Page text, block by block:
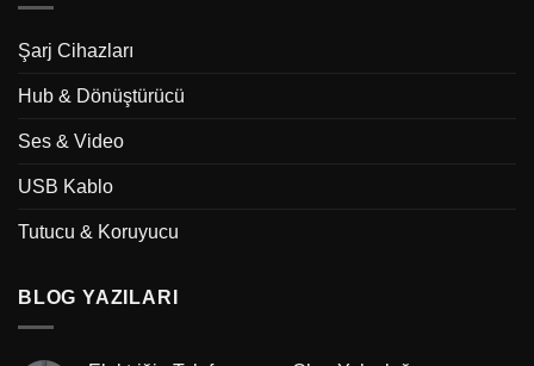
Şarj Cihazları
Hub & Dönüştürücü
Ses & Video
USB Kablo
Tutucu & Koruyucu
BLOG YAZILARI